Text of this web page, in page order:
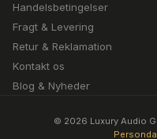
Handelsbetingelser
Fragt & Levering
Retur & Reklamation
Kontakt os
Blog & Nyheder
© 2026 Luxury Audio